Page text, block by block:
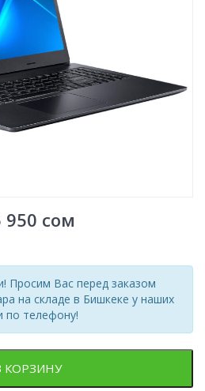
950 сом
Просим Вас перед заказом
на складе в Бишкеке у наших
по телефону!
КОРЗИНУ